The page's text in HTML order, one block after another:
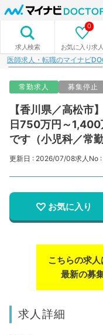
求人検索 お気に入り求人
0
医師求人・転職のマイナビ
常勤求人 募集停止
【香川県／高松
日750万円～
です（小児科／常勤
更新日 : 2026/07/08求人No
お気に入り
こちらの求人
最新の募
求人詳細